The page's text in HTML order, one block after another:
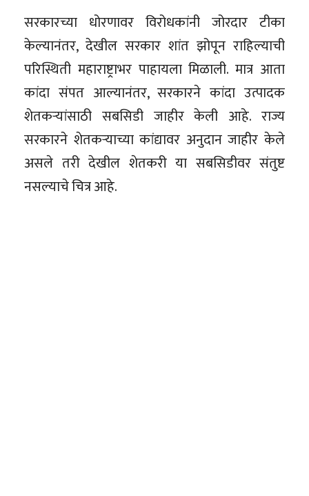
सरकारच्या धोरणावर विरोधकांनी जोरदार टीका
केल्यानंतर, देखील सरकार शांत झोपून राहिल्याची
परिस्थिती महाराष्ट्राभर पाहायला मिळाली. मात्र आता
कांदा संपत आल्यानंतर, सरकारने कांदा उत्पादक
शेतकऱ्यांसाठी सबसिडी जाहीर केली आहे. राज्य
सरकारने शेतकऱ्याच्या कांद्यावर अनुदान जाहीर केले
असले तरी देखील शेतकरी या सबसिडीवर संतुष्ट
नसल्याचे चित्र आहे.